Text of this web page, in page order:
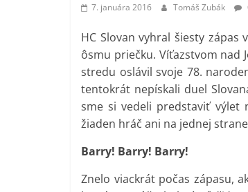
7. januára 2016 Tomáš Zubák
HC Slovan vyhral šiesty
ôsmu priečku. Víťazstvom nad
stredu oslávil svoje 78.
tentokrát nepískali duel
sme si vedeli predstaviť výlet
žiaden hráč ani na jednej
Barry! Barry! Barry!
Znelo viackrát počas zápasu,